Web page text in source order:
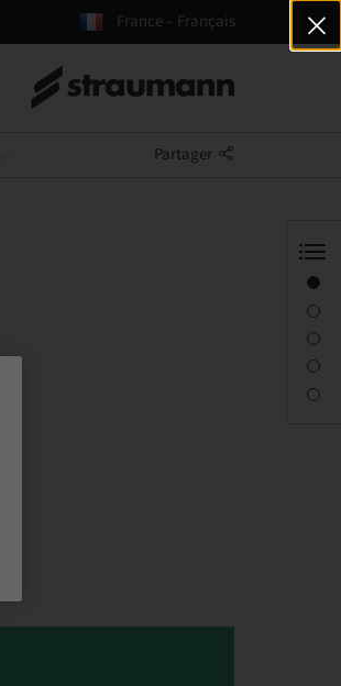
France – Français
- Jacek Suchan Partager